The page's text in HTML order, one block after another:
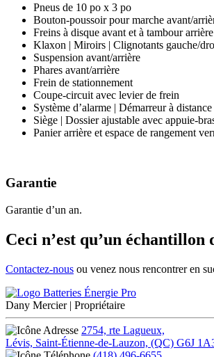
Pneus de 10 po x 3 po
Bouton-poussoir pour marche avant/
Freins à disque avant et à tambour arrière
Klaxon | Miroirs | Clignotants gauche/
Suspension avant/arrière
Phares avant/arrière
Frein de stationnement
Coupe-circuit avec levier de frein
Système d’alarme | Démarreur à distance
Siège | Dossier ajustable avec appuie-
Panier arrière et espace de rangement
Garantie
Garantie d’un an.
Ceci n’est qu’un échantillon
Contactez-nous ou venez nous rencontrer en
Dany Mercier| Propriétaire
2754, rte Lagueux,
Lévis, Saint-Étienne-de-Lauzon, (QC) G6J